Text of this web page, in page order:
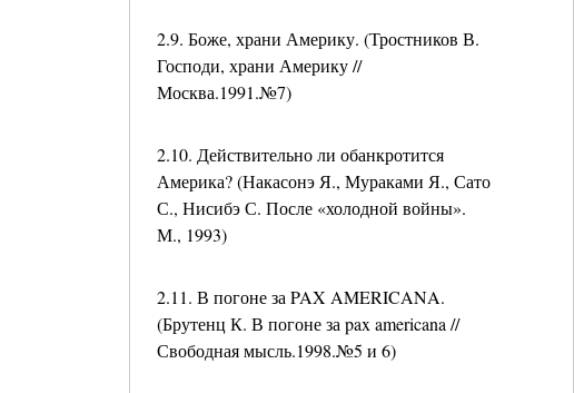
2.9. Боже, храни Америку. (Тростников В.
Господи, храни Америку //
Москва.1991.№7)
2.10. Действительно ли обанкротится
Америка? (Накасонэ Я., Мураками Я., Сато
С., Нисибэ С. После «холодной войны».
М., 1993)
2.11. В погоне за PAX AMERICANA.
(Брутенц К. В погоне за pax americana //
Свободная мысль.1998.№5 и 6)